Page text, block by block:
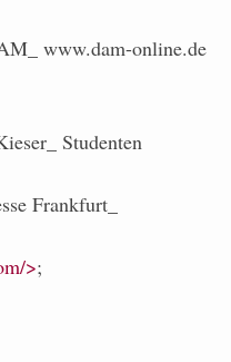
www.dam-online.de
Studenten
Frankfurt_
>;